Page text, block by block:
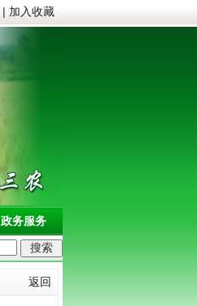
| 加入收藏
政务服务
返回